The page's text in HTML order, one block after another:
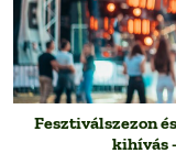
Fesztiválszezon
kihívás